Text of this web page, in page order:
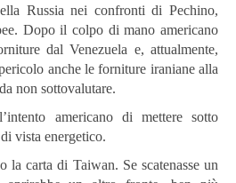
Russia nei confronti di Pechino,
Dopo il colpo di mano americano
dal Venezuela e, attualmente,
anche le forniture iraniane alla
non sottovalutare.
americano di mettere sotto
vista energetico.
la carta di Taiwan. Se scatenasse un